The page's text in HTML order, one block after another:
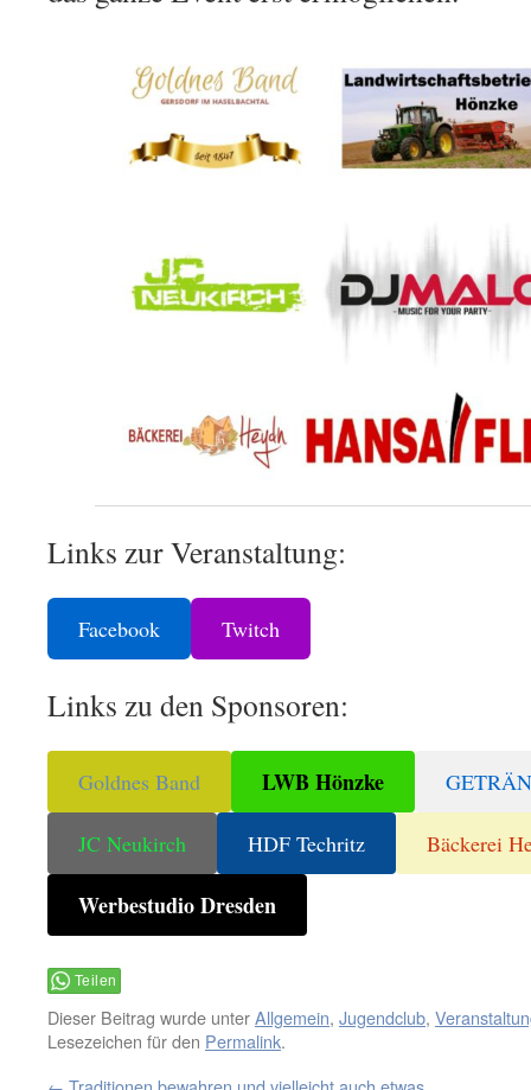
Links zur Veranstaltung:
Facebook Twitch
Links zu den Sponsoren:
Goldnes Band LWB Hönzke
JC Neukirch HDF Techritz Bäckerei
Werbestudio Dresden
Teilen
Dieser Beitrag wurde unterAllgemein, Jugendclub,
Lesezeichen für den Permalink.